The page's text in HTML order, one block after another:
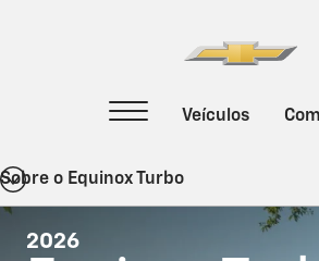
Sobre o Equinox Turbo
2026